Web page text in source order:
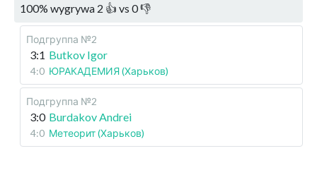
100% wygrywa 2 👍 vs 0👎
Подгруппа №2
3:1 Butkov Igor
4:0 ЮРАКАДЕМИЯ (Харьков)
Подгруппа №2
3:0 Burdakov Andrei
4:0 Метеорит (Харьков)